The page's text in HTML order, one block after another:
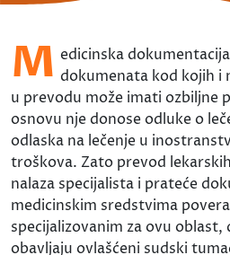
M edicinska
dokumenata kod kojih i
u prevodu može imati ozbiljne
osnovu nje donose odluke o
odlaska na lečenje u
troškova. Zato prevod
nalaza specijalista i prateće
medicinskim sredstvima
specijalizovanim za ovu
obavljaju ovlašćeni sudski